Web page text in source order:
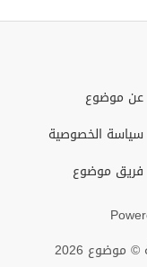
عن موضوع
سياسة الخصوصية
فريق موضوع
2026